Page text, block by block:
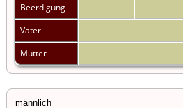
Beerdigung
Vater
Mutter
männlich